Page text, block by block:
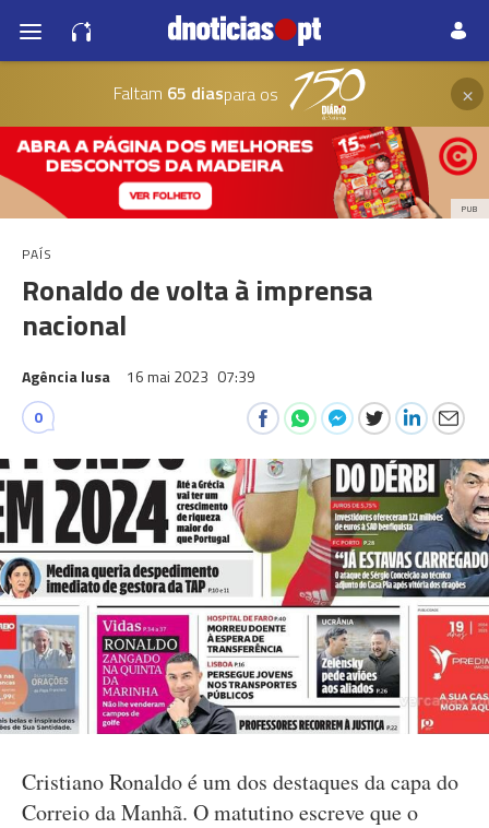
Faltam 65 diaspara os ×
PUB
PAÍS
Ronaldo de volta à imprensa
nacional
Agência lusa 16 mai 2023 07:39
0
Cristiano Ronaldo é um dos destaques da capa do
Correio da Manhã. O matutino escreve que o